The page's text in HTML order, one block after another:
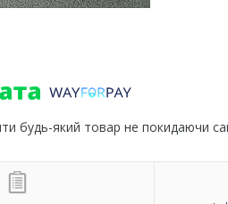
будь-який товар не покидаючи